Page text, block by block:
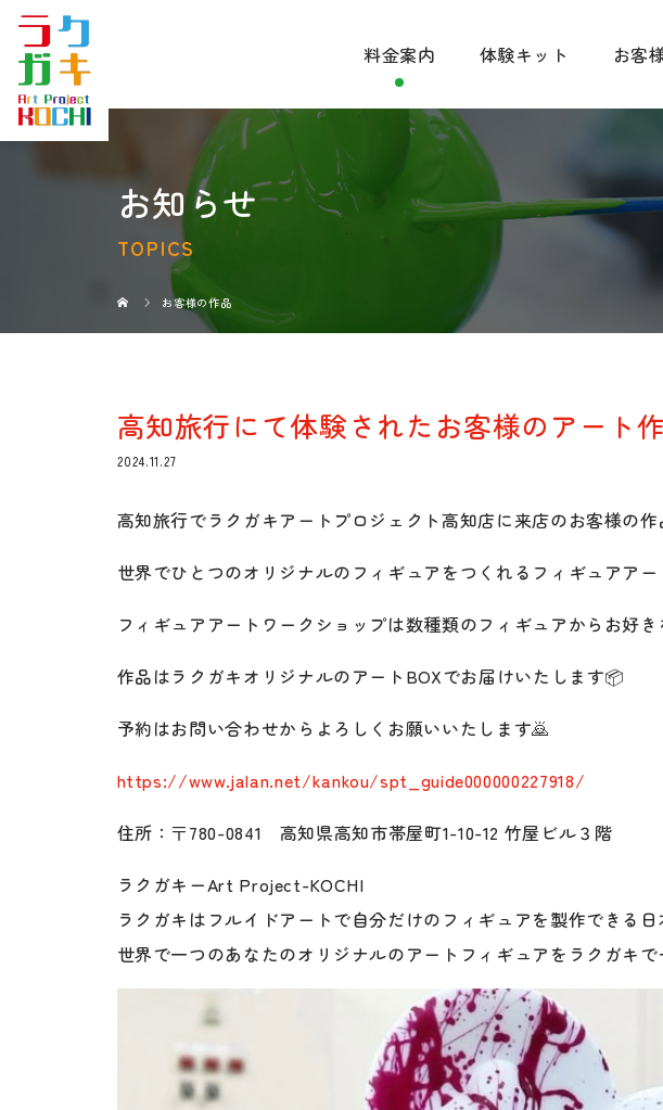
料金案内 体験キット お客
お知らせ
TOPICS
お客様の作品
高知旅行にて体験されたお客様のアート
2024.11.27
高知旅行でラクガキアートプロジェクト高知店に来店のお客様の作
世界でひとつのオリジナルのフィギュアをつくれるフィギュアア
フィギュアアートワークショップは数種類のフィギュアからお好
作品はラクガキオリジナルのアートBOXでお届けいたします📦
予約はお問い合わせからよろしくお願いいたします🙇
https://www.jalan.net/kankou/spt_guide000000227918/
住所：〒780-0841 高知県高知市帯屋町1-10-12 竹屋ビル３階
ラクガキーArt Project-KOCHI
ラクガキはフルイドアートで自分だけのフィギュアを製作できる
世界で一つのあなたのオリジナルのアートフィギュアをラクガキ